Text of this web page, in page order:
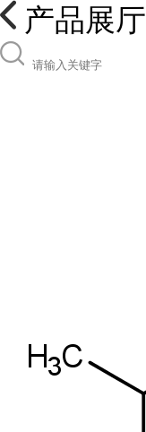
产品展厅